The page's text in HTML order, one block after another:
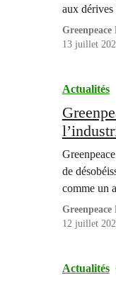
aux
Greenpeace
13 juillet
Actualités
de
comme un
Greenpeace
12 juillet
Actualités